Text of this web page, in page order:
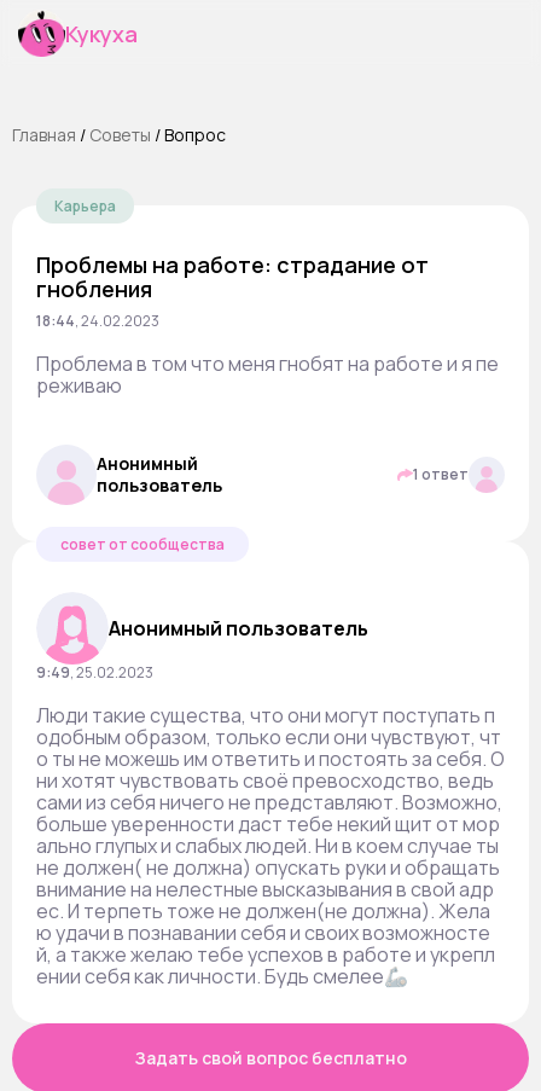
Кукуха
Главная / Cоветы /Вопрос
Карьера
Проблемы на работе: страдание от
гнобления
18:44,24.02.2023
Проблема в том что меня гнобят на работе и я пе
реживаю
Анонимный
пользователь
1 ответ
совет от сообщества
Анонимный пользователь
9:49,25.02.2023
Люди такие существа, что они могут поступать п
одобным образом, только если они чувствуют, чт
о ты не можешь им ответить и постоять за себя. О
ни хотят чувствовать своё превосходство, ведь
сами из себя ничего не представляют. Возможно,
больше уверенности даст тебе некий щит от мор
ально глупых и слабых людей. Ни в коем случае ты
не должен( не должна) опускать руки и обращать
внимание на нелестные высказывания в свой адр
ес. И терпеть тоже не должен(не должна). Жела
ю удачи в познавании себя и своих возможносте
й, а также желаю тебе успехов в работе и укрепл
ении себя как личности. Будь смелее🦾
Задать свой вопрос бесплатно